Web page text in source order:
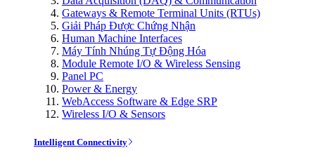
Gateways & Remote Terminal Units (RTUs)
Giải Pháp Được Chứng Nhận
Human Machine Interfaces
Máy Tính Nhúng Tự Động Hóa
Module Remote I/O & Wireless Sensing
Panel PC
Power & Energy
WebAccess Software & Edge SRP
Wireless I/O & Sensors
Intelligent Connectivity